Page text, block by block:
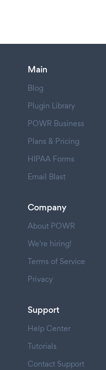
Main
Blog
Plugin Library
POWR Business
Plans & Pricing
HIPAA Forms
Email Blast
Company
About POWR
We're hiring!
Terms of Service
Privacy
Support
Help Center
Tutorials
Contact Support